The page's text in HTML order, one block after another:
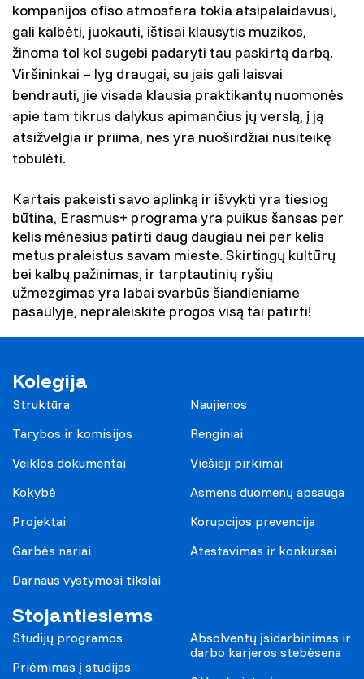
kompanijos ofiso atmosfera tokia atsipalaidavusi,
gali kalbėti, juokauti, ištisai klausytis muzikos,
žinoma tol kol sugebi padaryti tau paskirtą darbą.
Viršininkai – lyg draugai, su jais gali laisvai
bendrauti, jie visada klausia praktikantų nuomonės
apie tam tikrus dalykus apimančius jų verslą, į ją
atsižvelgia ir priima, nes yra nuoširdžiai nusiteikę
tobulėti.
Kartais pakeisti savo aplinką ir išvykti yra tiesiog
būtina, Erasmus+ programa yra puikus šansas per
kelis mėnesius patirti daug daugiau nei per kelis
metus praleistus savam mieste. Skirtingų kultūrų
bei kalbų pažinimas, ir tarptautinių ryšių
užmezgimas yra labai svarbūs šiandieniame
pasaulyje, nepraleiskite progos visą tai patirti!
Kolegija
Struktūra
Tarybos ir komisijos
Veiklos dokumentai
Kokybė
Projektai
Garbės nariai
Darnaus vystymosi tikslai
Naujienos
Renginiai
Viešieji pirkimai
Asmens duomenų apsauga
Korupcijos prevencija
Atestavimas ir konkursai
Stojantiesiems
Studijų programos
Priėmimas į studijas
Absolventų įsidarbinimas ir
darbo karjeros stebėsena